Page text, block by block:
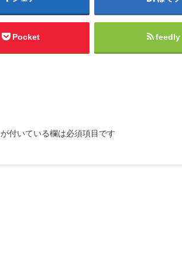
Pocket feedly
が付いている欄は必須項目です